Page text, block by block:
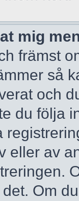
mig
främst
så
och
du följa
eller av
Om